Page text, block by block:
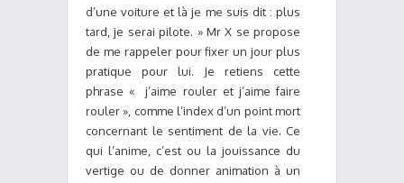
d’une voiture et là je me suis dit : plus
tard, je serai pilote. » Mr X se propose
de me rappeler pour fixer un jour plus
pratique pour lui. Je retiens cette
phrase « j’aime rouler et j’aime faire
rouler », comme l’index d’un point mort
concernant le sentiment de la vie. Ce
qui l’anime, c’est ou la jouissance du
vertige ou de donner animation à un